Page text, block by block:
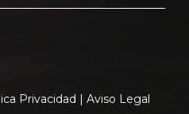
ica Privacidad | Aviso Legal